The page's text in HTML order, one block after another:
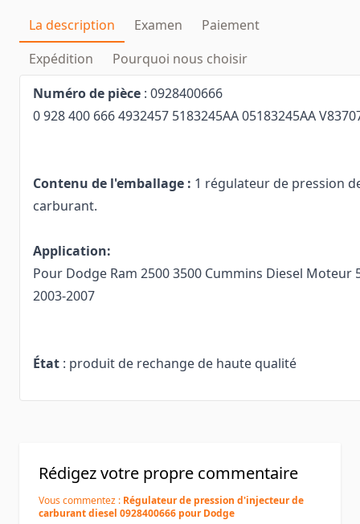
La description Examen
Paiement
Expédition
Pourquoi nous choisir
Numéro de pièce : 0928400666
0 928 400 666 4932457 5183245AA 05183245AA
Contenu de l'emballage : 1 régulateur de pression
carburant.
Application:
Pour Dodge Ram 2500 3500 Cummins Diesel Moteur
2003-2007
État : produit de rechange de haute qualité
Rédigez votre propre commentaire
Vous commentez : Régulateur de pression d'injecteur de
carburant diesel 0928400666 pour Dodge